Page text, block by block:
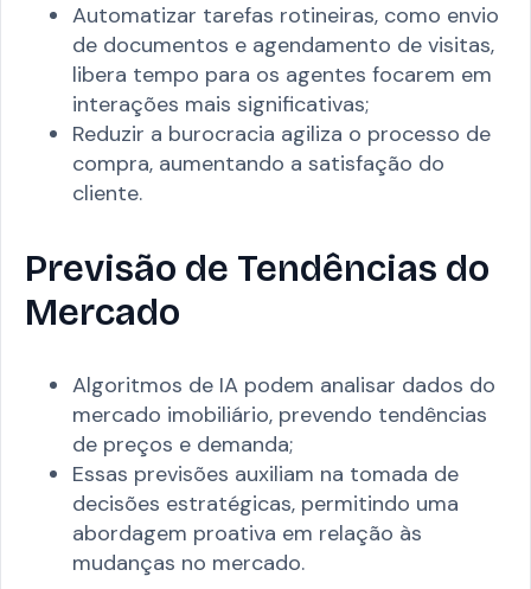
Automatizar tarefas rotineiras, como envio
de documentos e agendamento de visitas,
libera tempo para os agentes focarem em
interações mais significativas;
Reduzir a burocracia agiliza o processo de
compra, aumentando a satisfação do
cliente.
Previsão de Tendências do
Mercado
Algoritmos de IA podem analisar dados do
mercado imobiliário, prevendo tendências
de preços e demanda;
Essas previsões auxiliam na tomada de
decisões estratégicas, permitindo uma
abordagem proativa em relação às
mudanças no mercado.